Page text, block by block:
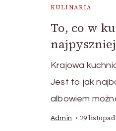
KULINARIA
To, co w
Krajowa
Jest to jak
albowiem
Admin 29